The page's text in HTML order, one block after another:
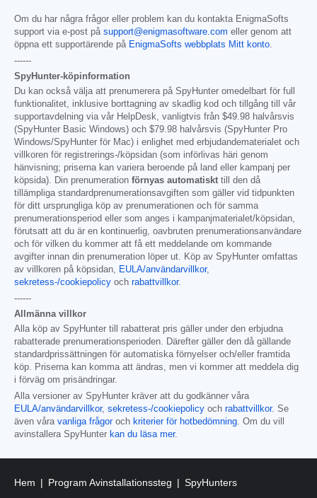
Om du har några frågor eller problem kan du kontakta EnigmaSofts
support via e-post på support@enigmasoftware.com eller genom att
öppna ett supportärende på EnigmaSofts webbplats Mitt konto.
------
SpyHunter-köpinformation
Du kan också välja att prenumerera på SpyHunter omedelbart för full
funktionalitet, inklusive borttagning av skadlig kod och tillgång till vår
supportavdelning via vår HelpDesk, vanligtvis från $49.98 halvårsvis
(SpyHunter Basic Windows) och $79.98 halvårsvis (SpyHunter Pro
Windows/SpyHunter för Mac) i enlighet med erbjudandematerialet och
villkoren för registrerings-/köpsidan (som införlivas häri genom
hänvisning; priserna kan variera beroende på land eller kampanj per
köpsida). Din prenumeration förnyas automatiskt till den då
tillämpliga standardprenumerationsavgiften som gäller vid tidpunkten
för ditt ursprungliga köp av prenumerationen och för samma
prenumerationsperiod eller som anges i kampanjmaterialet/köpsidan,
förutsatt att du är en kontinuerlig, oavbruten prenumerationsanvändare
och för vilken du kommer att få ett meddelande om kommande
avgifter innan din prenumeration löper ut. Köp av SpyHunter omfattas
av villkoren på köpsidan, EULA/användarvillkor,
sekretess-/cookiepolicy och rabattvillkor.
------
Allmänna villkor
Alla köp av SpyHunter till rabatterat pris gäller under den erbjudna
rabatterade prenumerationsperioden. Därefter gäller den då gällande
standardprissättningen för automatiska förnyelser och/eller framtida
köp. Priserna kan komma att ändras, men vi kommer att meddela dig
i förväg om prisändringar.
Alla versioner av SpyHunter kräver att du godkänner våra
EULA/användarvillkor, sekretess-/cookiepolicy och rabattvillkor. Se
även våra vanliga frågoroch kriterier för hotbedömning. Om du vill
avinstallera SpyHunter kan du läsa mer.
Hem Program Avinstallationssteg
SpyHunters